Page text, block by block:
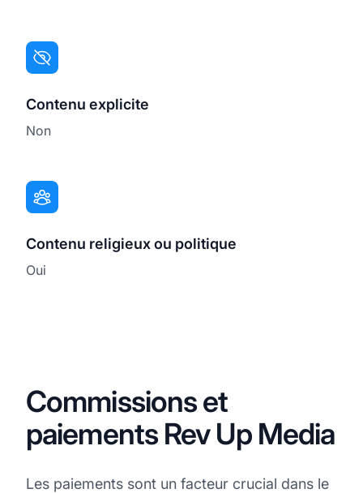
Contenu explicite
Non
Contenu religieux ou politique
Oui
Commissions et
paiements Rev Up Media
Les paiements sont un facteur crucial dans le